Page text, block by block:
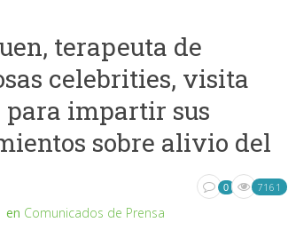
terapeuta de
celebrities, visita
impartir sus
sobre alivio del
en Comunicados de Prensa
0 7161